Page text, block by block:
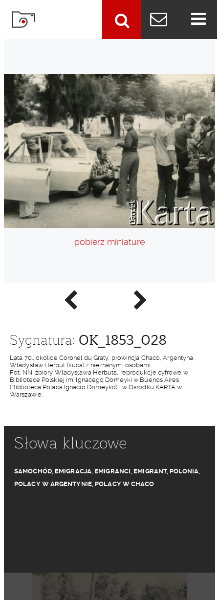
Poprzednie
zdjęcie
Następne
zdjęcie
pobierz miniaturę
Sygnatura: OK_1853_028
Lata 70., okolice Coronel du Graty, prowincja Chaco, Argentyna.
Władysław Herbut (kuca) z nieznanymi osobami.
Fot. NN, zbiory Władysława Herbuta, reprodukcje cyfrowe w
Bibliotece Polskiej im. Ignacego Domeyki w Buenos Aires
(Biblioteca Polaca Ignacio Domeyko) i w Ośrodku KARTA w
Warszawie.
Słowa kluczowe
SAMOCHÓD, EMIGRACJA, EMIGRANCI, EMIGRANT, POLONIA,
POLACY W ARGENTYNIE, POLACY W CHACO